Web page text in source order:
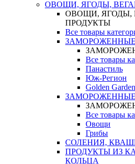
ОВОЩИ, ЯГОДЫ,
ОВОЩИ, ЯГОДЫ,
ПРОДУКТЫ
Все товары
Все товары
Панастиль
Юж-Регион
Golden Garden
Все товары
Овощи
Грибы
СОЛЕНИЯ,
ПРОДУКТЫ ИЗ
КОЛЬЦА